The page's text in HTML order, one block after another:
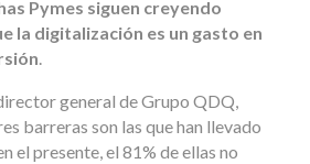
Pymes siguen creyendo
la digitalización es un gasto en
.
general de Grupo QDQ,
barreras son las que han llevado
el presente, el 81% de ellas no